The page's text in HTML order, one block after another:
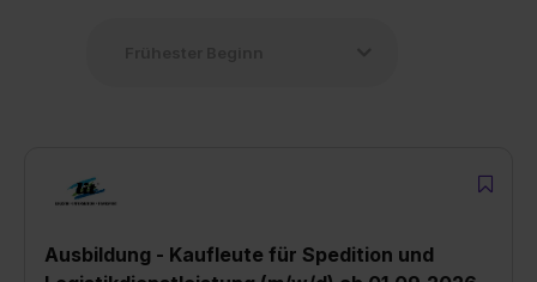
Ausbildung - Kaufleute für Spedition und